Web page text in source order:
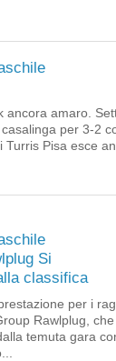
ancora amaro.
per 3-2
Turris Pisa esce
Si
classifica
per i
Rawlplug,
temuta gara